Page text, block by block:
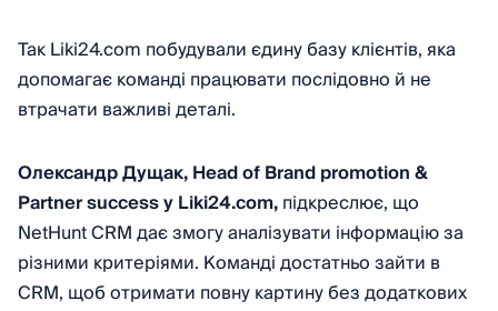
Так Liki24.com побудували єдину базу клієнтів, яка
допомагає команді працювати послідовно й не
втрачати важливі деталі.
Олександр Дущак, Head of Brand promotion &
Partner success у Liki24.com,підкреслює, що
NetHunt CRM дає змогу аналізувати інформацію за
різними критеріями. Команді достатньо зайти в
CRM, щоб отримати повну картину без додаткових